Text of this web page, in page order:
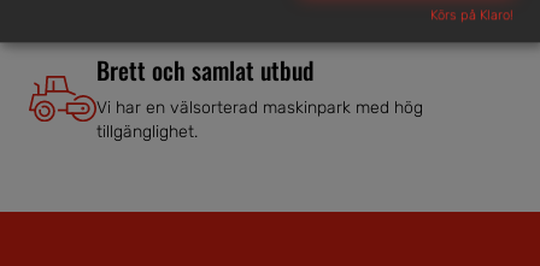
Brett och samlat utbud
Vi har en välsorterad maskinpark med hög
tillgänglighet.
Körs på Klaro!